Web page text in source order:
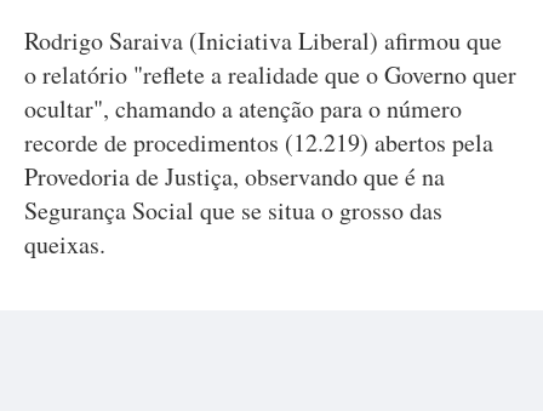
Rodrigo Saraiva (Iniciativa Liberal) afirmou que
o relatório "reflete a realidade que o Governo quer
ocultar", chamando a atenção para o número
recorde de procedimentos (12.219) abertos pela
Provedoria de Justiça, observando que é na
Segurança Social que se situa o grosso das
queixas.